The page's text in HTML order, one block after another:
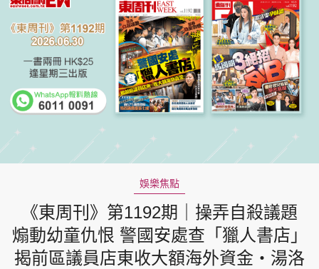
娛樂焦點
《東周刊》第1192期｜操弄自殺議題
煽動幼童仇恨 警國安處查「獵人書店」
揭前區議員店東收大額海外資金‧湯洛